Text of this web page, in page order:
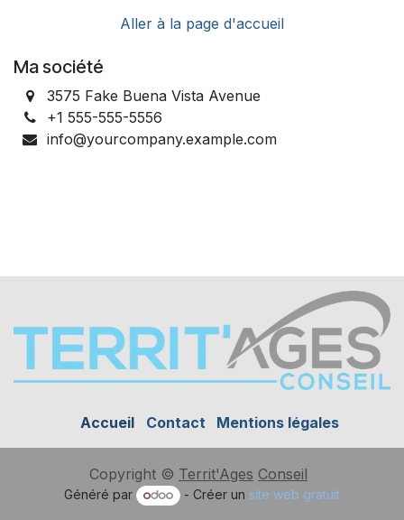
Aller à la page d'accueil
Ma société
3575 Fake Buena Vista Avenue
+1 555-555-5556
info@yourcompany.example.com
Accueil Contact Mentions légales
Copyright © Territ'Ages Conseil
Généré par - Créer un site web gratuit